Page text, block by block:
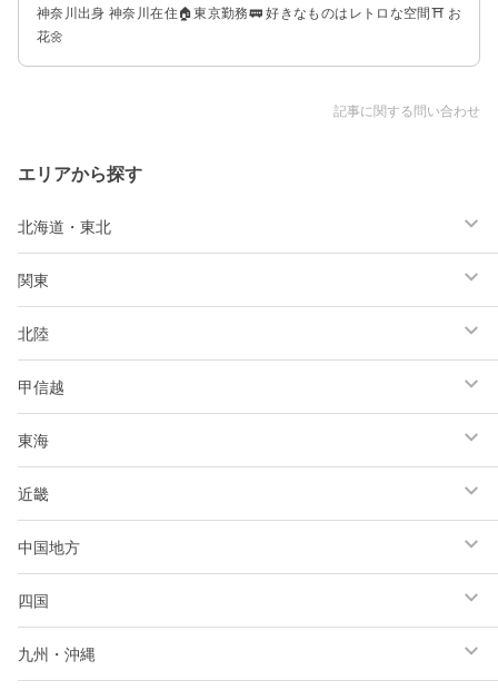
神奈川出身 神奈川在住🏠東京勤務🚃 好きなものはレトロな空間⛩ お
花🌼
記事に関する問い合わせ
エリアから探す
北海道・東北
関東
北陸
甲信越
東海
近畿
中国地方
四国
九州・沖縄